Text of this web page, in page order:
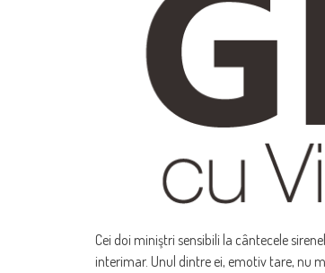
Cei doi miniştri sensibili la cântecele
interimar. Unul dintre ei, emotiv tare, nu